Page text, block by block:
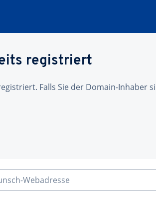
registriert
Falls Sie der Domain-Inhaber
Webadresse